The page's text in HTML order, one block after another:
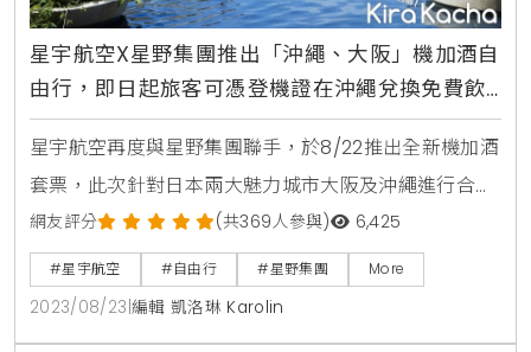
星宇航空X星野集團推出「沖繩、大阪」機加酒自
由行，即日起旅客可憑登機證在沖繩兌換免費飲
品
星宇航空再度與星野集團聯手，於8/22推出全新機加酒
套票，此次針對日本兩大魅力城市大阪及沖繩進行合
作。星野集團旗下大阪共有兩間極具特色的觀光飯店，
讓旅客在夏天的尾巴抓住大阪的歡樂與美食。星野集團
在沖繩則有三家不同品牌的飯店，從鄰近商圈的輕旅行
到原野環繞的奢華住宿，可讓旅客體驗南方風情之餘享
網友評分 (共369人參與) 6,425
#星宇航空 #自由行 #星野集團 More
2023/08/23 編輯 凱洛琳 Karolin